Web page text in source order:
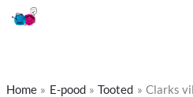
Skip
Home E-pood Tooted Clarks